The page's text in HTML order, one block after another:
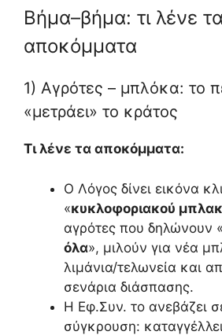
Βήμα–βήμα: τι λένε τα
αποκόμματα
1) Αγρότες – μπλόκα: το
«μετράει» το κράτος
Τι λένε τα αποκόμματα:
Ο Λόγος δίνει εικόνα
«κυκλοφοριακού
αγρότες που δηλώνουν «
όλα», μιλούν για νέα
λιμάνια/τελωνεία και
σενάρια διάσπασης.
Η Εφ.Συν. το ανεβάζει
σύγκρουση: